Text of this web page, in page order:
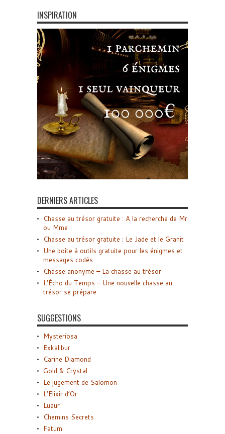
INSPIRATION
DERNIERS ARTICLES
Chasse au trésor gratuite : A la recherche de Mr
ou Mme
Chasse au trésor gratuite : Le Jade et le Granit
Une boîte à outils gratuite pour les énigmes et
messages codés
Chasse anonyme – La chasse au trésor
L’Écho du Temps – Une nouvelle chasse au
trésor se prépare
SUGGESTIONS
Mysteriosa
Exkalibur
Carine Diamond
Gold & Crystal
Le jugement de Salomon
L’Elixir d’Or
Lueur
Chemins Secrets
Fatum